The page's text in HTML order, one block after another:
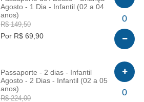
Agosto - 1 Dia - Infantil (02 a 04
anos)
R$ 149,50
Por R$ 69,90
0
Passaporte - 2 dias - Infantil
Agosto - 2 Dias - Infantil (02 a 05
anos)
R$ 224,00
0